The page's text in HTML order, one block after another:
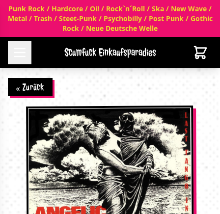
Punk Rock / Hardcore / Oi! / Rock`n´Roll / Ska / New Wave /
Metal / Trash / Steet-Punk / Psychobilly / Post Punk / Gothic
Rock / Neue Deutsche Welle
Scumfuck Einkaufsparadies
« Zurück